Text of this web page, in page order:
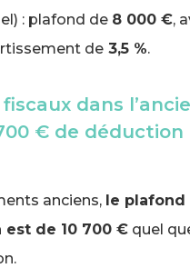
: plafond de 8 000 €,
de 3,5 %.
dans
€ de déduction
anciens, le plafond
de 10 700 € quel